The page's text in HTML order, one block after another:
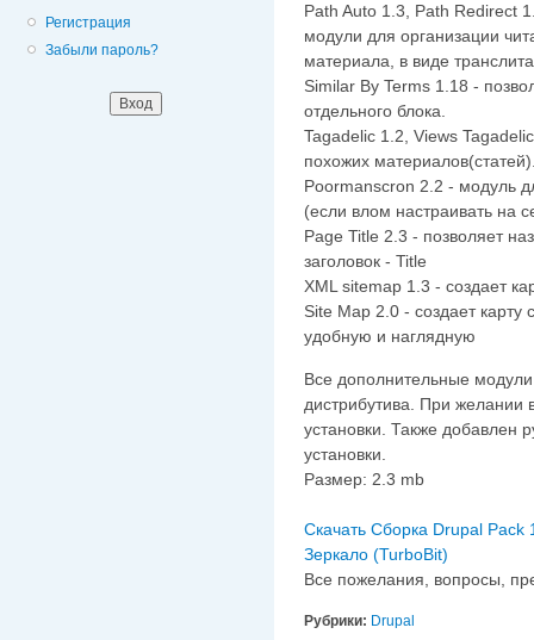
Регистрация
Забыли пароль?
Path Auto 1.3, Path Redirect
модули для организации
материала, в виде
Similar By Terms 1.18 -
отдельного блока.
Tagadelic 1.2, Views
похожих
Poormanscron 2.2 - модуль
(если влом настраивать на
Page Title 2.3 - позволяет
заголовок - Title
XML sitemap 1.3 - создает
Site Map 2.0 - создает карту
удобную и наглядную
Все дополнительные
дистрибутива. При
установки. Также добавлен
установки.
Размер: 2.3 mb
Скачать Сборка Drupal Pack
Зеркало (TurboBit)
Все пожелания, вопросы,
Рубрики: Drupal